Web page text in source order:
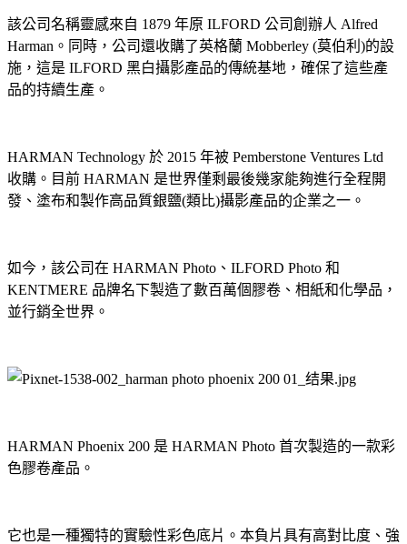
該公司名稱靈感來自 1879 年原 ILFORD 公司創辦人 Alfred
Harman。同時，公司還收購了英格蘭 Mobberley (莫伯利)的設
施，這是 ILFORD 黑白攝影產品的傳統基地，確保了這些產
品的持續生產。
HARMAN Technology 於 2015 年被 Pemberstone Ventures Ltd
收購。目前 HARMAN 是世界僅剩最後幾家能夠進行全程開
發、塗布和製作高品質銀鹽(類比)攝影產品的企業之一。
如今，該公司在 HARMAN Photo、ILFORD Photo 和
KENTMERE 品牌名下製造了數百萬個膠卷、相紙和化學品，
並行銷全世界。
HARMAN Phoenix 200 是 HARMAN Photo 首次製造的一款彩
色膠卷產品。
它也是一種獨特的實驗性彩色底片。本負片具有高對比度、強